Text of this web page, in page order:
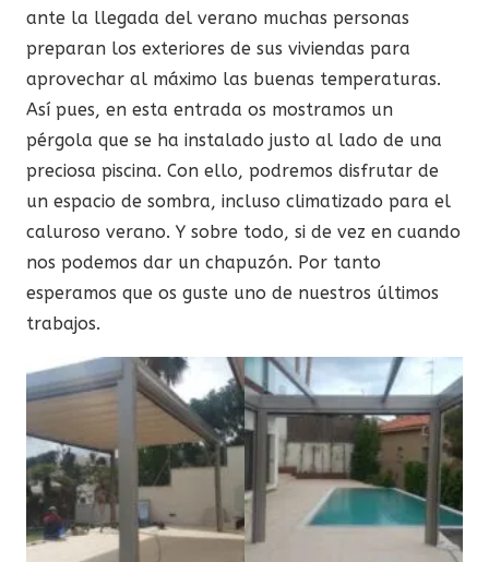
ante la llegada del verano muchas personas
preparan los exteriores de sus viviendas para
aprovechar al máximo las buenas temperaturas.
Así pues, en esta entrada os mostramos un
pérgola que se ha instalado justo al lado de una
preciosa piscina. Con ello, podremos disfrutar de
un espacio de sombra, incluso climatizado para el
caluroso verano. Y sobre todo, si de vez en cuando
nos podemos dar un chapuzón. Por tanto
esperamos que os guste uno de nuestros últimos
trabajos.